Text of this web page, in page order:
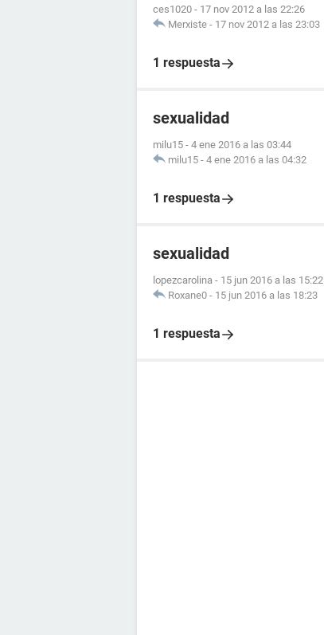
ces1020 - 17 nov 2012 a las 22:26
Merxiste - 17 nov 2012 a las 23:03
1 respuesta
sexualidad
milu15 - 4 ene 2016 a las 03:44
milu15 - 4 ene 2016 a las 04:32
1 respuesta
sexualidad
lopezcarolina - 15 jun 2016 a las 15:22
Roxane0 - 15 jun 2016 a las 18:23
1 respuesta